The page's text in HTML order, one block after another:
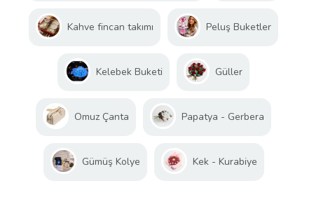
Kahve fincan takımı Peluş Buketler
Kelebek Buketi Güller
Omuz Çanta Papatya - Gerbera
Gümüş Kolye Kek - Kurabiye